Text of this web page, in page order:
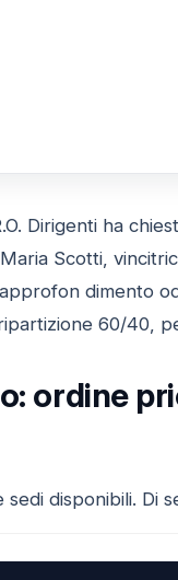
Dirigenti ha
Scotti,
dimento
60/40,
ordine
disponibili. Di